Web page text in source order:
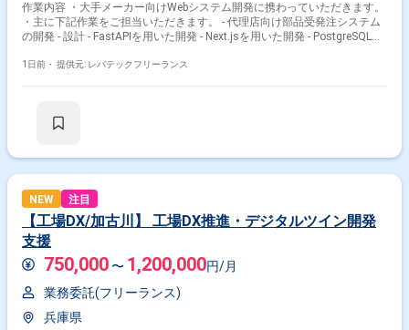
作業内容 ・大手メーカー向けWebシステム開発に携わっていただきます。
・主に下記作業をご担当いただきます。 - 代理店向け部品受発注システム
の開発 - 設計 - FastAPIを用いた開発 - Next.jsを用いた開発 - PostgreSQLを
1日前・ 提供元: レバテックフリーランス
NEW 注目
【工場DX/加古川】 工場DX推進・デジタルツイン開発
支援
750,000 〜 1,200,000円/月
業務委託(フリーランス)
兵庫県